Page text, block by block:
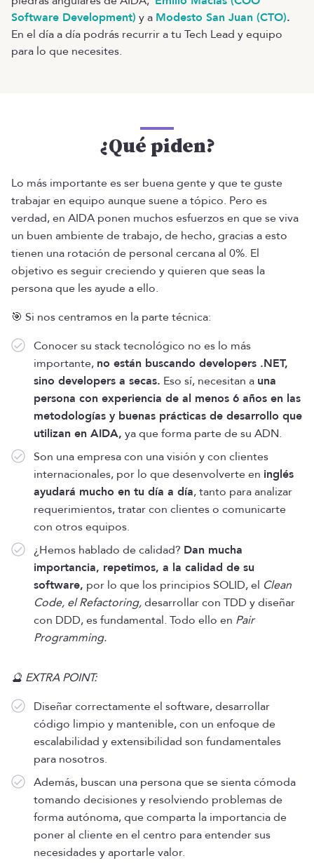
Software Development) y a Modesto San Juan (CTO).
En el día a día podrás recurrir a tu Tech Lead y equipo
para lo que necesites.
¿Qué piden?
Lo más importante es ser buena gente y que te guste
trabajar en equipo aunque suene a tópico. Pero es
verdad, en AIDA ponen muchos esfuerzos en que se viva
un buen ambiente de trabajo, de hecho, gracias a esto
tienen una rotación de personal cercana al 0%. El
objetivo es seguir creciendo y quieren que seas la
persona que les ayude a ello.
🎯 Si nos centramos en la parte técnica:
Conocer su stack tecnológico no es lo más
importante, no están buscando developers .NET,
sino developers a secas. Eso sí, necesitan a una
persona con experiencia de al menos 6 años en las
metodologías y buenas prácticas de desarrollo que
utilizan en AIDA, ya que forma parte de su ADN.
Son una empresa con una visión y con clientes
internacionales, por lo que desenvolverte en inglés
ayudará mucho en tu día a día, tanto para analizar
requerimientos, tratar con clientes o comunicarte
con otros equipos.
¿Hemos hablado de calidad? Dan mucha
importancia, repetimos, a la calidad de su
software, por lo que los principios SOLID, el Clean
Code, el Refactoring,desarrollar con TDD y diseñar
con DDD, es fundamental. Todo ello en Pair
Programming.
🔮 EXTRA POINT:
Diseñar correctamente el software, desarrollar
código limpio y mantenible, con un enfoque de
escalabilidad y extensibilidad son fundamentales
para nosotros.
Además, buscan una persona que se sienta cómoda
tomando decisiones y resolviendo problemas de
forma autónoma, que comparta la importancia de
poner al cliente en el centro para entender sus
necesidades y aportarle valor.